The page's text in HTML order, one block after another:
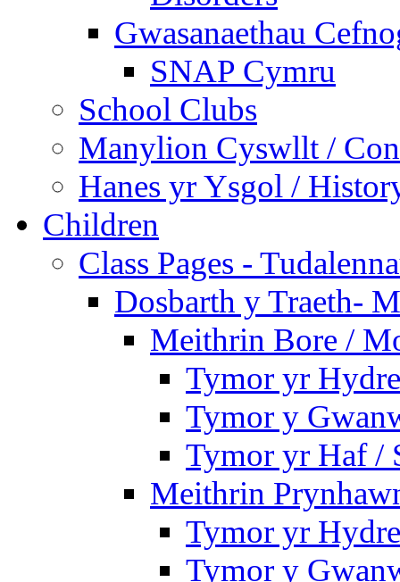
Gwasanaethau
SNAP Cymru
School Clubs
Manylion Cyswllt /
Hanes yr Ysgol /
Children
Class Pages -
Dosbarth y Traeth-
Meithrin Bore /
Tymor yr
Tymor y
Tymor yr Haf /
Meithrin
Tymor yr
Tymor y